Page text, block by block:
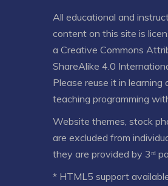
All educational and
content on this site is
a Creative Commons
ShareAlike 4.0
Please reuse it in learning
teaching programming
Website themes, stock
are excluded from
they are provided by 3ʳᵈ
* HTML5 support